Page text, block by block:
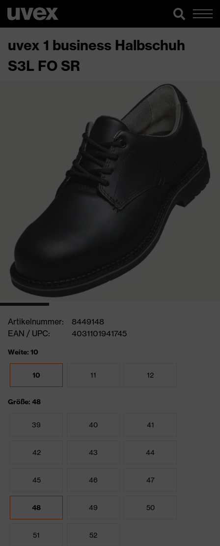
uvex 1 business Halbschuh
S3L FO SR
Artikelnummer:
8449148
EAN / UPC:
4031101941745
Weite: 10
10 11 12
Größe: 48
39 40 41
42 43 44
45 46 47
48 49 50
51 52